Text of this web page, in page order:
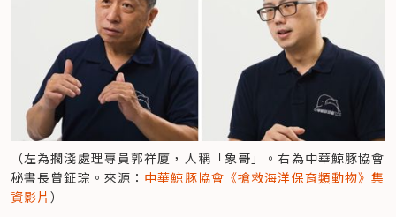
（左為擱淺處理專員郭祥厦，人稱「象哥」。右為中華鯨豚協會
秘書長曾鉦琮。來源： 中華鯨豚協會《搶救海洋保育類動物》集
資影片）